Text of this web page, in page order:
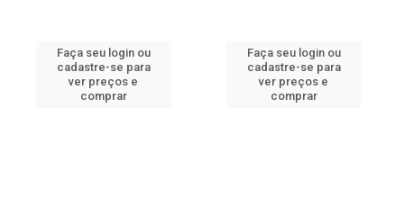
Faça seu login ou
cadastre-se para
ver preços e
comprar
Faça seu login ou
cadastre-se para
ver preços e
comprar